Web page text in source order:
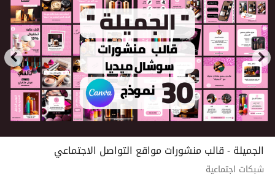
الجميلة - قالب منشورات مواقع التواصل الاجتماعي
شبكات اجتماعية